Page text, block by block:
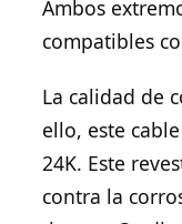
Ambos
compatibles
La calidad de
ello, este
24K. Este
contra la